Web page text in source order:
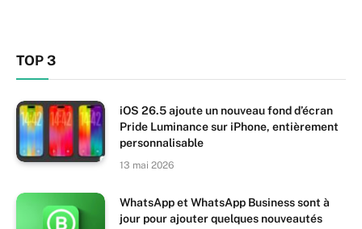
TOP 3
iOS 26.5 ajoute un nouveau fond d’écran
Pride Luminance sur iPhone, entièrement
personnalisable
13 mai 2026
WhatsApp et WhatsApp Business sont à
jour pour ajouter quelques nouveautés